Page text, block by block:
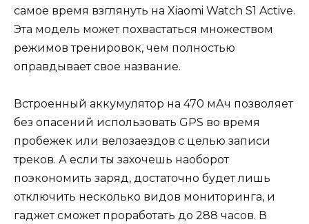
самое время взглянуть на Xiaomi Watch S1 Active.
Эта модель может похвастаться множеством
режимов тренировок, чем полностью
оправдывает свое название.
Встроенный аккумулятор на 470 мАч позволяет
без опасений использовать GPS во время
пробежек или велозаездов с целью записи
треков. А если ты захочешь наоборот
поэкономить заряд, достаточно будет лишь
отключить несколько видов мониторинга, и
гаджет сможет проработать до 288 часов. В